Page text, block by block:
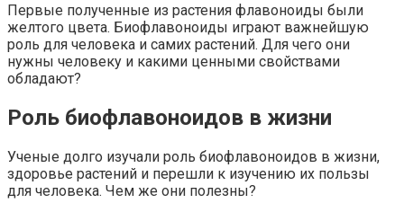
Первые полученные из растения флавоноиды были
желтого цвета. Биофлавоноиды играют важнейшую
роль для человека и самих растений. Для чего они
нужны человеку и какими ценными свойствами
обладают?
Роль биофлавоноидов в жизни
Ученые долго изучали роль биофлавоноидов в жизни,
здоровье растений и перешли к изучению их пользы
для человека. Чем же они полезны?